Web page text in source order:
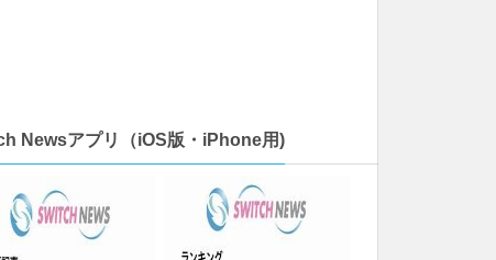
Newsアプリ（iOS版・iPhone用)